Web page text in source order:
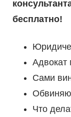
бесплатно!
Адвокат
Сами
Что